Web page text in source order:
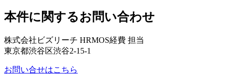
本件に関するお問い合わせ
株式会社ビズリーチ HRMOS経費 担当
東京都渋谷区渋谷2-15-1
お問い合せはこちら